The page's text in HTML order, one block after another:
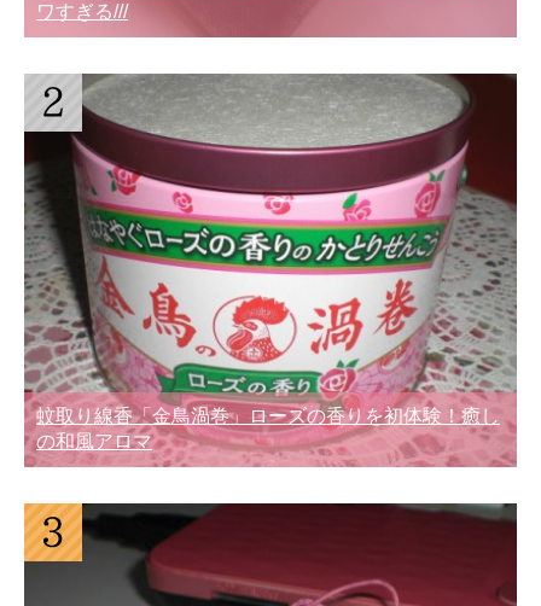
ワすぎる///
蚊取り線香「金鳥渦巻」ローズの香りを初体験！癒し
の和風アロマ